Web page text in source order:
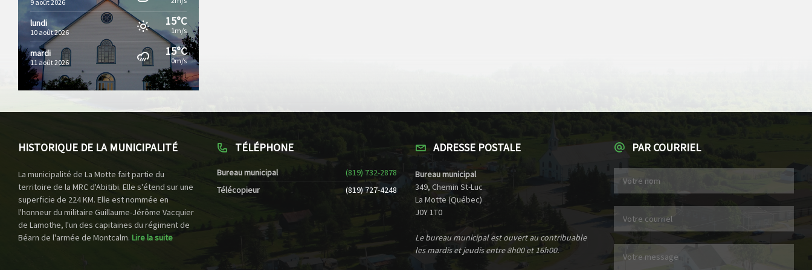
9 août 2026
lundi
10 août 2026
15°C
1m/s
mardi
11 août 2026
15°C
0m/s
HISTORIQUE DE LA MUNICIPALITÉ
La municipalité de La Motte fait partie du
territoire de la MRC d'Abitibi. Elle s'étend sur une
superficie de 224 KM. Elle est nommée en
l'honneur du militaire Guillaume-Jérôme Vacquier
de Lamothe, l'un des capitaines du régiment de
Béarn de l'armée de Montcalm. Lire la suite
TÉLÉPHONE
Bureau municipal
(819) 732-2878
Télécopieur
(819) 727-4248
ADRESSE POSTALE
Bureau municipal
349, Chemin St-Luc
La Motte (Québec)
J0Y 1T0
Le bureau municipal est ouvert au contribuable
les mardis et jeudis entre 8h00 et 16h00.
PAR COURRIEL